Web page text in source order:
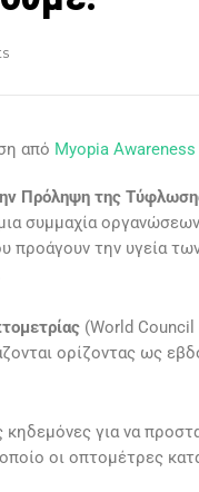
από Myopia
Πρόληψη της
συμμαχία
προάγουν την υγεία
(World Council
ορίζοντας ως
για να
οι οπτομέτρες